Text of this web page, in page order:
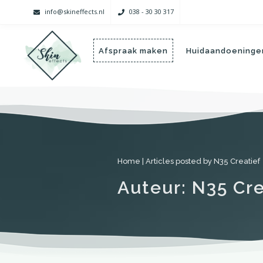
info@skineffects.nl 038 - 30 30 317
Afspraak maken
Home Articles posted by N35 Creatief
Auteur: N35